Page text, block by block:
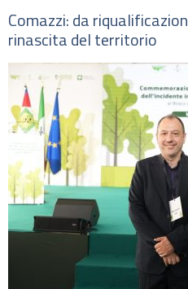
Comazzi: da
rinascita del territorio